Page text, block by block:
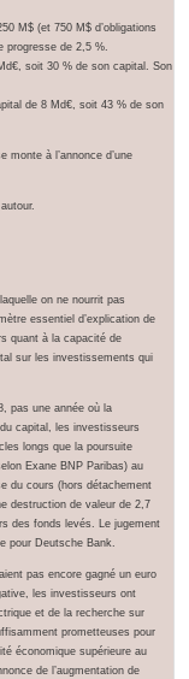
M$ (et 750 M$ d’obligations
progresse de 2,5 %.
soit 30 % de son capital. Son
de 8 Md€, soit 43 % de son
monte à l’annonce d’une
on ne nourrit pas
essentiel d’explication de
quant à la capacité de
sur les investissements qui
pas une année où la
capital, les investisseurs
longs que la poursuite
Exane BNP Paribas) au
du cours (hors détachement
destruction de valeur de 2,7
des fonds levés. Le jugement
pour Deutsche Bank.
pas encore gagné un euro
les investisseurs ont
et de la recherche sur
prometteuses pour
économique supérieure au
de l’augmentation de